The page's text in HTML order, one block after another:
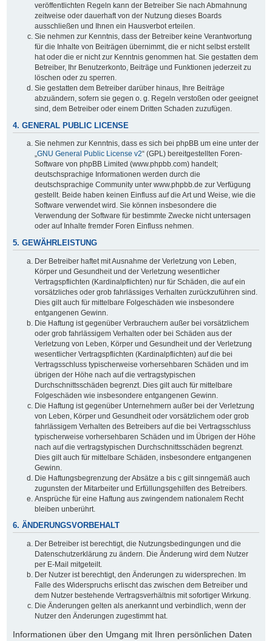
veröffentlichten Regeln kann der Betreiber Sie nach Abmahnung
zeitweise oder dauerhaft von der Nutzung dieses Boards
ausschließen und Ihnen ein Hausverbot erteilen.
Sie nehmen zur Kenntnis, dass der Betreiber keine Verantwortung
für die Inhalte von Beiträgen übernimmt, die er nicht selbst erstellt
hat oder die er nicht zur Kenntnis genommen hat. Sie gestatten dem
Betreiber, Ihr Benutzerkonto, Beiträge und Funktionen jederzeit zu
löschen oder zu sperren.
Sie gestatten dem Betreiber darüber hinaus, Ihre Beiträge
abzuändern, sofern sie gegen o. g. Regeln verstoßen oder geeignet
sind, dem Betreiber oder einem Dritten Schaden zuzufügen.
4. GENERAL PUBLIC LICENSE
Sie nehmen zur Kenntnis, dass es sich bei phpBB um eine unter der
„GNU General Public License v2“ (GPL) bereitgestellten Foren-
Software von phpBB Limited (www.phpbb.com) handelt;
deutschsprachige Informationen werden durch die
deutschsprachige Community unter www.phpbb.de zur Verfügung
gestellt. Beide haben keinen Einfluss auf die Art und Weise, wie die
Software verwendet wird. Sie können insbesondere die
Verwendung der Software für bestimmte Zwecke nicht untersagen
oder auf Inhalte fremder Foren Einfluss nehmen.
5. GEWÄHRLEISTUNG
Der Betreiber haftet mit Ausnahme der Verletzung von Leben,
Körper und Gesundheit und der Verletzung wesentlicher
Vertragspflichten (Kardinalpflichten) nur für Schäden, die auf ein
vorsätzliches oder grob fahrlässiges Verhalten zurückzuführen sind.
Dies gilt auch für mittelbare Folgeschäden wie insbesondere
entgangenen Gewinn.
Die Haftung ist gegenüber Verbrauchern außer bei vorsätzlichem
oder grob fahrlässigem Verhalten oder bei Schäden aus der
Verletzung von Leben, Körper und Gesundheit und der Verletzung
wesentlicher Vertragspflichten (Kardinalpflichten) auf die bei
Vertragsschluss typischerweise vorhersehbaren Schäden und im
übrigen der Höhe nach auf die vertragstypischen
Durchschnittsschäden begrenzt. Dies gilt auch für mittelbare
Folgeschäden wie insbesondere entgangenen Gewinn.
Die Haftung ist gegenüber Unternehmern außer bei der Verletzung
von Leben, Körper und Gesundheit oder vorsätzlichem oder grob
fahrlässigem Verhalten des Betreibers auf die bei Vertragsschluss
typischerweise vorhersehbaren Schäden und im Übrigen der Höhe
nach auf die vertragstypischen Durchschnittsschäden begrenzt.
Dies gilt auch für mittelbare Schäden, insbesondere entgangenen
Gewinn.
Die Haftungsbegrenzung der Absätze a bis c gilt sinngemäß auch
zugunsten der Mitarbeiter und Erfüllungsgehilfen des Betreibers.
Ansprüche für eine Haftung aus zwingendem nationalem Recht
bleiben unberührt.
6. ÄNDERUNGSVORBEHALT
Der Betreiber ist berechtigt, die Nutzungsbedingungen und die
Datenschutzerklärung zu ändern. Die Änderung wird dem Nutzer
per E-Mail mitgeteilt.
Der Nutzer ist berechtigt, den Änderungen zu widersprechen. Im
Falle des Widerspruchs erlischt das zwischen dem Betreiber und
dem Nutzer bestehende Vertragsverhältnis mit sofortiger Wirkung.
Die Änderungen gelten als anerkannt und verbindlich, wenn der
Nutzer den Änderungen zugestimmt hat.
Informationen über den Umgang mit Ihren persönlichen Daten